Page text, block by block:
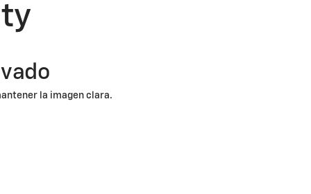
la imagen clara.